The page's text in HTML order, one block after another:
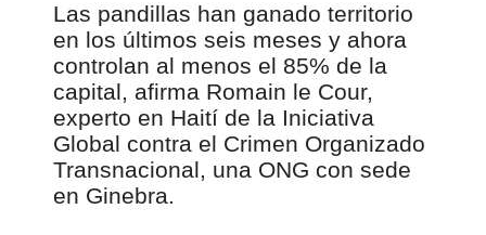
Las pandillas han ganado territorio
en los últimos seis meses y ahora
controlan al menos el 85% de la
capital, afirma Romain le Cour,
experto en Haití de la Iniciativa
Global contra el Crimen Organizado
Transnacional, una ONG con sede
en Ginebra.